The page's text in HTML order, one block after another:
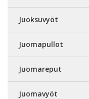
Juoksuvyöt
Juomapullot
Juomareput
Juomavyöt